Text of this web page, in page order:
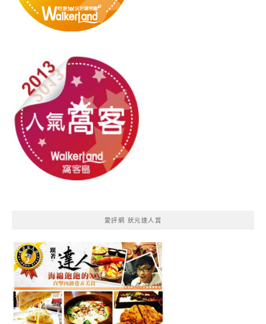
愛評網 狀元達人賞